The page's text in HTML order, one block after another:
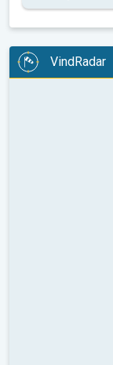
VindRadar